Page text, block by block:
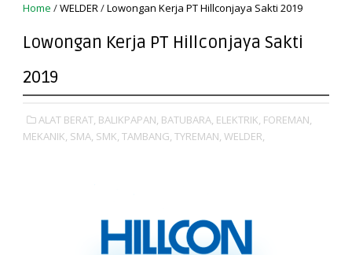
Home /WELDER/Lowongan Kerja PT Hillconjaya Sakti 2019
Lowongan Kerja PT Hillconjaya Sakti
2019
ALAT BERAT, BALIKPAPAN, BATUBARA, ELEKTRIK, FOREMAN,
MEKANIK, SMA, SMK, TAMBANG, TYREMAN, WELDER,